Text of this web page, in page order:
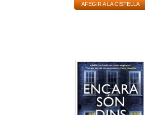
AFEGIR A LA CISTELLA